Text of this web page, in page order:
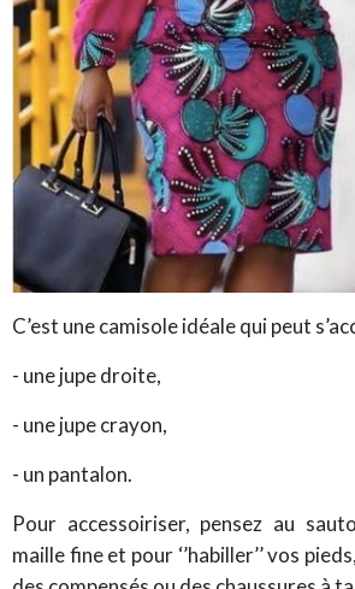
C’est une camisole idéale qui peut
- une jupe droite,
- une jupe crayon,
- un pantalon.
Pour accessoiriser, pensez au
maille fine et pour ‘’habiller’’ vos